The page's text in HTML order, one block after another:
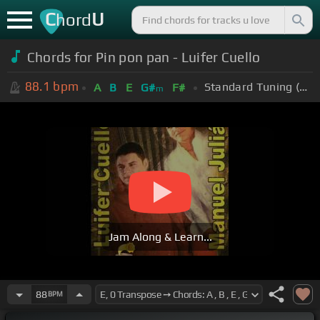
ChordU
Chords for Pin pon pan - Luifer Cuello
88.1 bpm A B E G#m F# Standard Tuning (EADGBE)
Jam Along & Learn...
88BPM